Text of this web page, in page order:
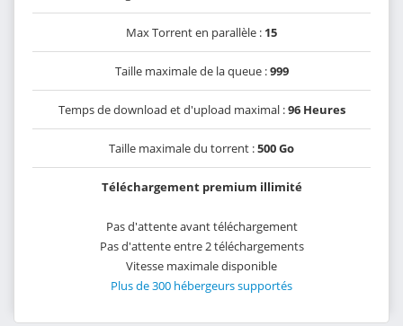
Max Torrent en parallèle : 15
Taille maximale de la queue :999
Temps de download et d'upload maximal :96 Heures
Taille maximale du torrent :500 Go
Téléchargement premium illimité
Pas d'attente avant téléchargement
Pas d'attente entre 2 téléchargements
Vitesse maximale disponible
Plus de 300 hébergeurs supportés